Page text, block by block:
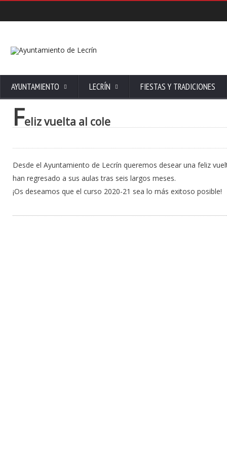
AYUNTAMIENTO LECRÍN FIESTAS Y TRADICIONES
Feliz vuelta al cole
Desde el Ayuntamiento de Lecrín queremos desear una feliz
han regresado a sus aulas tras seis largos meses.
¡Os deseamos que el curso 2020-21 sea lo más exitoso posible!